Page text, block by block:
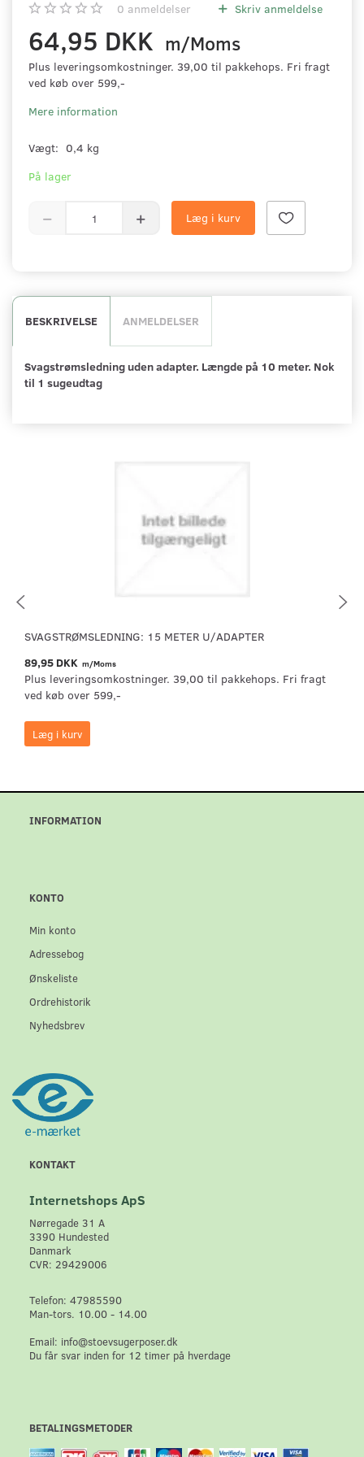
0 anmeldelser Skriv anmeldelse
64,95 DKK m/Moms
Plus leveringsomkostninger. 39,00 til pakkehops. Fri fragt
ved køb over 599,-
Mere information
Vægt: 0,4 kg
På lager
Læg i kurv
BESKRIVELSE ANMELDELSER
Svagstrømsledning uden adapter. Længde på 10 meter. Nok
til 1 sugeudtag
SVAGSTRØMSLEDNING: 15 METER U/ADAPTER
89,95 DKK m/Moms
Plus leveringsomkostninger. 39,00 til pakkehops. Fri fragt
ved køb over 599,-
Læg i kurv
INFORMATION
KONTO
Min konto
Adressebog
Ønskeliste
Ordrehistorik
Nyhedsbrev
KONTAKT
Internetshops ApS
Nørregade 31 A
3390 Hundested
Danmark
CVR: 29429006
Telefon: 47985590
Man-tors. 10.00 - 14.00
Email: info@stoevsugerposer.dk
Du får svar inden for 12 timer på hverdage
BETALINGSMETODER